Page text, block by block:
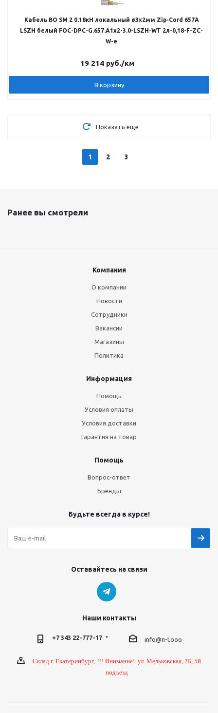
Кабель ВО SM 2 0.18кН локальный ø3х2мм Zip-Cord 657A
LSZH белый FOC-DPC-G.657.A1х2-3.0-LSZH-WT 2л-0,18-F-ZC-
W-e
19 214 руб./км
В корзину
Показать еще
1 2 3
Ранее вы смотрели
Компания
О компании
Новости
Сотрудники
Вакансии
Магазины
Политика
Информация
Помощь
Условия оплаты
Условия доставки
Гарантия на товар
Помощь
Вопрос-ответ
Бренды
Будьте всегда в курсе!
Оставайтесь на связи
Наши контакты
+7 343 22-777-17 info@n-l.ooo
Склад г. Екатеринбург, !!! Внимание! ул. Мельковская, 2Б, 5й
подъезд